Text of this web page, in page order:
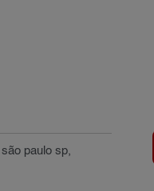
paulo sp,